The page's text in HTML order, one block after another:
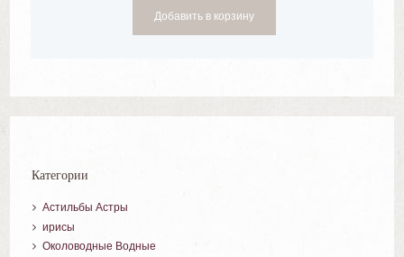
Добавить в корзину
Категории
Астильбы Астры
ирисы
Околоводные Водные